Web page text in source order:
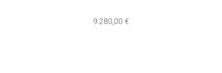
9.280,00 €